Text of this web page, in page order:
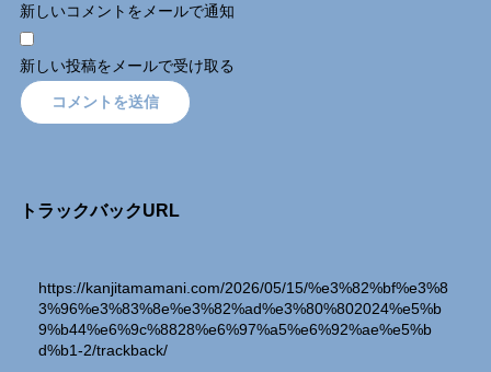
新しいコメントをメールで通知
新しい投稿をメールで受け取る
トラックバックURL
https://kanjitamamani.com/2026/05/15/%e3%82%bf%e3%8
3%96%e3%83%8e%e3%82%ad%e3%80%802024%e5%b
9%b44%e6%9c%8828%e6%97%a5%e6%92%ae%e5%b
d%b1-2/trackback/